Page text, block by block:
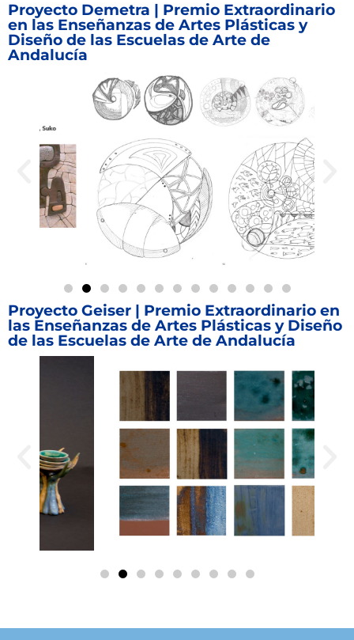
Proyecto Demetra | Premio Extraordinario
en las Enseñanzas de Artes Plásticas y
Diseño de las Escuelas de Arte de
Andalucía
Proyecto Geiser | Premio Extraordinario en
las Enseñanzas de Artes Plásticas y Diseño
de las Escuelas de Arte de Andalucía